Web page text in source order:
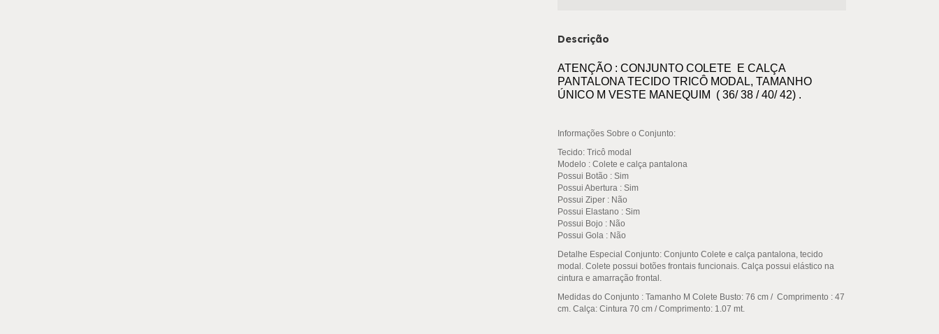
Descrição
ATENÇÃO : CONJUNTO COLETE E CALÇA
PANTALONA TECIDO TRICÔ MODAL, TAMANHO
ÚNICO M VESTE MANEQUIM ( 36/ 38 / 40/ 42) .
Informações Sobre o Conjunto:
Tecido: Tricô modal
Modelo : Colete e calça pantalona
Possui Botão : Sim
Possui Abertura : Sim
Possui Ziper : Não
Possui Elastano : Sim
Possui Bojo : Não
Possui Gola : Não
Detalhe Especial Conjunto: Conjunto Colete e calça pantalona, tecido
modal. Colete possui botões frontais funcionais. Calça possui elástico na
cintura e amarração frontal.
Medidas do Conjunto : Tamanho M Colete Busto: 76 cm / Comprimento : 47
cm. Calça: Cintura 70 cm / Comprimento: 1.07 mt.